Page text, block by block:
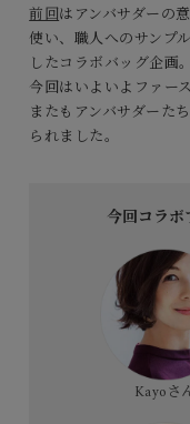
前回はアンバサダーの
使い、職人へのサンプ
したコラボバッグ企画。
今回はいよいよファー
またもアンバサダーた
られました。
今回コラボ
Kayoさ